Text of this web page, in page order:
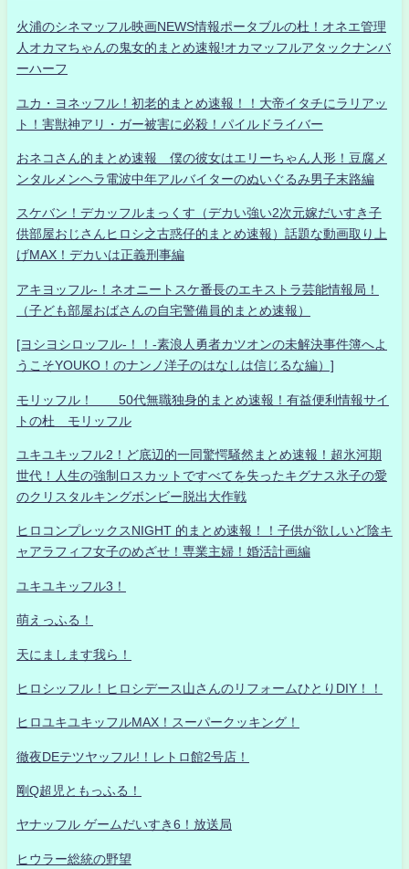
火浦のシネマッフル映画NEWS情報ポータブルの杜！オネエ管理
人オカマちゃんの鬼女的まとめ速報!オカマッフルアタックナンバ
ーハーフ
ユカ・ヨネッフル！初老的まとめ速報！！大帝イタチにラリアッ
ト！害獣神アリ・ガー被害に必殺！パイルドライバー
おネコさん的まとめ速報 僕の彼女はエリーちゃん人形！豆腐メ
ンタルメンヘラ電波中年アルバイターのぬいぐるみ男子末路編
スケバン！デカッフルまっくす（デカい強い2次元嫁だいすき子
供部屋おじさんヒロシ之古惑仔的まとめ速報）話題な動画取り上
げMAX！デカいは正義刑事編
アキヨッフル-！ネオニートスケ番長のエキストラ芸能情報局！
（子ども部屋おばさんの自宅警備員的まとめ速報）
[ヨシヨシロッフル-！！-素浪人勇者カツオンの未解決事件簿へよ
うこそYOUKO！のナンノ洋子のはなしは信じるな編）]
モリッフル！ 50代無職独身的まとめ速報！有益便利情報サイ
トの杜 モリッフル
ユキユキッフル2！ど底辺的一同驚愕騒然まとめ速報！超氷河期
世代！人生の強制ロスカットですべてを失ったキグナス氷子の愛
のクリスタルキングボンビー脱出大作戦
ヒロコンプレックスNIGHT 的まとめ速報！！子供が欲しいど陰キ
ャアラフィフ女子のめざせ！専業主婦！婚活計画編
ユキユキッフル3！
萌えっふる！
天にまします我ら！
ヒロシッフル！ヒロシデース山さんのリフォームひとりDIY！！
ヒロユキユキッフルMAX！スーパークッキング！
徹夜DEテツヤッフル!！レトロ館2号店！
剛Q超児ともっふる！
ヤナッフル ゲームだいすき6！放送局
ヒウラー総統の野望